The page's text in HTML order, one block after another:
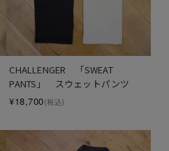
CHALLENGER　「SWEAT
PANTS」　スウェットパンツ
¥18,700(税込)